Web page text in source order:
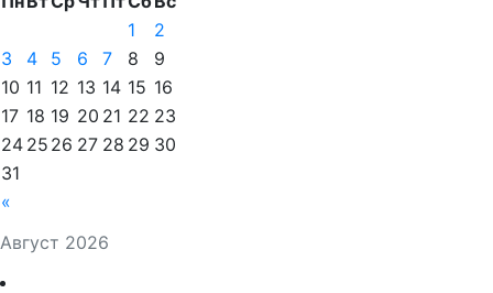
Август 2026
«
1
2
3
4 5 6 7 8
9
10 11 12 13 14 15 16
17 18 19 20 21 22 23
24 25 26 27 28 29 30
31